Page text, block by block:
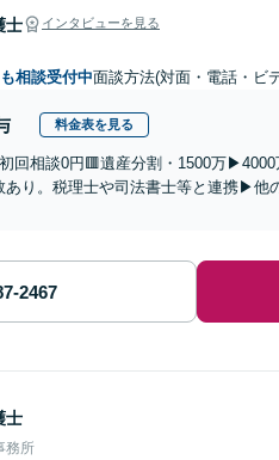
士 インタビューを見る
相談受付中面談方法(対面・電話・ビ
料金表を見る
初回相談0円🟥遺産分割・1500万
あり。税理士や司法書士等と連携▶
士
務所